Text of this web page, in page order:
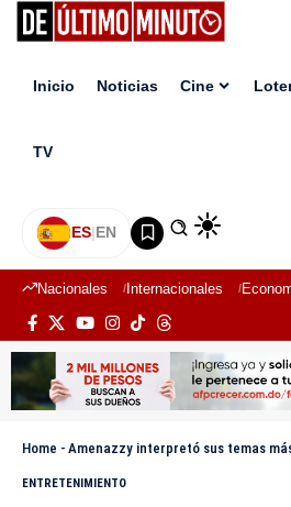
Inicio Noticias Cine
TV
ES|EN
Nacionales Internacionales
Home - Amenazzy interpretó sus temas más
ENTRETENIMIENTO